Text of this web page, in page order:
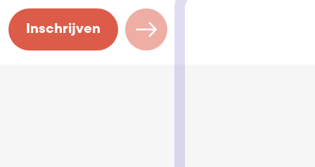
Inschrijven